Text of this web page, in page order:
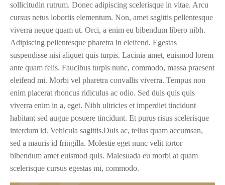
sollicitudin rutrum. Donec adipiscing scelerisque in vitae. Arcu
cursus netus lobortis elementum. Non, amet sagittis pellentesque
viverra neque quam ut. Orci, a enim eu bibendum libero nibh.
Adipiscing pellentesque pharetra in eleifend. Egestas
suspendisse nisi aliquet quis turpis. Lacinia amet, euismod lorem
ante quam felis. Faucibus turpis nunc, commodo, massa praesent
eleifend mi. Morbi vel pharetra convallis viverra. Tempus non
enim placerat rhoncus ridiculus ac odio. Sed duis quis quis
viverra enim in a, eget. Nibh ultricies et imperdiet tincidunt
habitant sed augue posuere tincidunt. Et purus risus scelerisque
interdum id. Vehicula sagittis.Duis ac, tellus quam accumsan,
sed a mauris id fringilla. Molestie eget nunc velit tortor
bibendum amet euismod quis. Malesuada eu morbi at quam
scelerisque cursus egestas mi, commodo.